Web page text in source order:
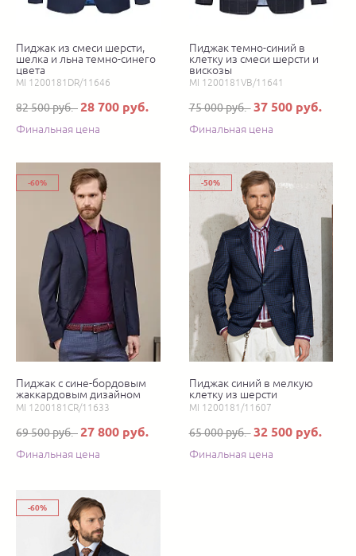
Пиджак из смеси шерсти,
шелка и льна темно-синего
цвета
MI 1200181DR/11646
82 500 руб.28 700 руб.
Финальная цена
Пиджак темно-синий в
клетку из смеси шерсти и
вискозы
MI 1200181VB/11641
75 000 руб. 37 500 руб.
Финальная цена
-60%
Пиджак с сине-бордовым
жаккардовым дизайном
MI 1200181CR/11633
69 500 руб.27 800 руб.
Финальная цена
-50%
Пиджак синий в мелкую
клетку из шерсти
MI 1200181/11607
65 000 руб. 32 500 руб.
Финальная цена
-60%